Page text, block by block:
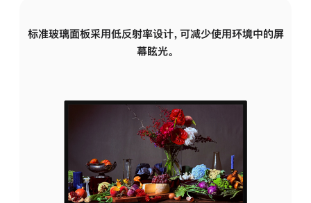
标准玻璃面板采用低反射率设计，可减少使用环境中的屏
幕眩光。